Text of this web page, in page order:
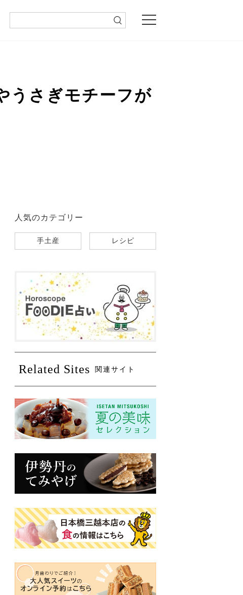
うさぎモチーフが
人気のカテゴリー
手土産 レシピ
Related Sites 関連サイト